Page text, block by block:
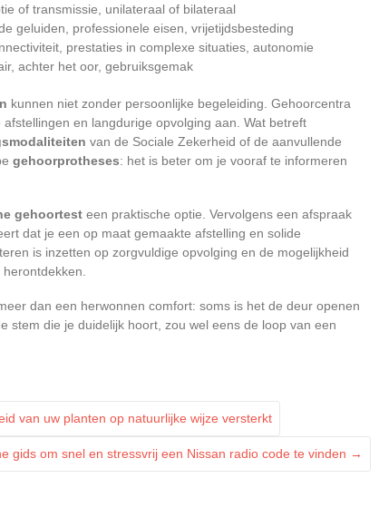
of transmissie, unilateraal of bilateraal
geluiden, professionele eisen, vrijetijdsbesteding
prestaties in complexe situaties, autonomie
achter het oor, gebruiksgemak
kunnen niet zonder persoonlijke begeleiding. Gehoorcentra
en langdurige opvolging aan. Wat betreft
van de Sociale Zekerheid of de aanvullende
gehoorprotheses: het is beter om je vooraf te informeren
gehoortest een praktische optie. Vervolgens een afspraak
dat je een op maat gemaakte afstelling en solide
is inzetten op zorgvuldige opvolging en de mogelijkheid
dan een herwonnen comfort: soms is het de deur openen
stem die je duidelijk hoort, zou wel eens de loop van een
van uw planten op natuurlijke wijze versterkt
gids om snel en stressvrij een Nissan radio code te vinden →